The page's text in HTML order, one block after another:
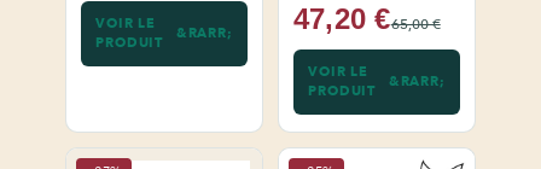
VOIR LE
PRODUIT
47,20 €65,00 €
VOIR LE
PRODUIT